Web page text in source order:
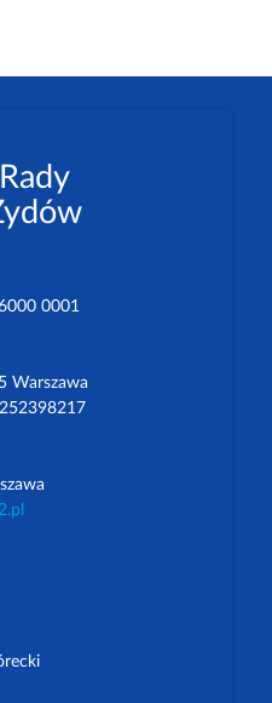
0001
Warszawa